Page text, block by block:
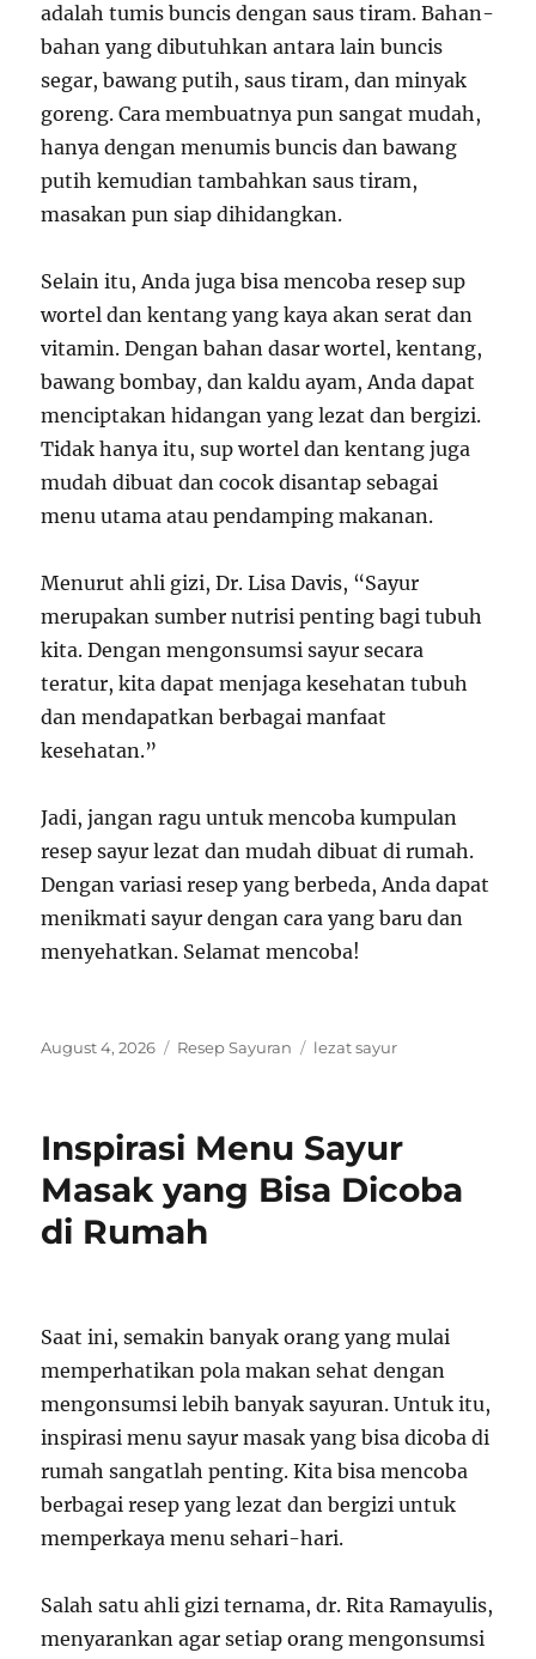
adalah tumis buncis dengan saus tiram. Bahan-
bahan yang dibutuhkan antara lain buncis
segar, bawang putih, saus tiram, dan minyak
goreng. Cara membuatnya pun sangat mudah,
hanya dengan menumis buncis dan bawang
putih kemudian tambahkan saus tiram,
masakan pun siap dihidangkan.
Selain itu, Anda juga bisa mencoba resep sup
wortel dan kentang yang kaya akan serat dan
vitamin. Dengan bahan dasar wortel, kentang,
bawang bombay, dan kaldu ayam, Anda dapat
menciptakan hidangan yang lezat dan bergizi.
Tidak hanya itu, sup wortel dan kentang juga
mudah dibuat dan cocok disantap sebagai
menu utama atau pendamping makanan.
Menurut ahli gizi, Dr. Lisa Davis, “Sayur
merupakan sumber nutrisi penting bagi tubuh
kita. Dengan mengonsumsi sayur secara
teratur, kita dapat menjaga kesehatan tubuh
dan mendapatkan berbagai manfaat
kesehatan.”
Jadi, jangan ragu untuk mencoba kumpulan
resep sayur lezat dan mudah dibuat di rumah.
Dengan variasi resep yang berbeda, Anda dapat
menikmati sayur dengan cara yang baru dan
menyehatkan. Selamat mencoba!
Posted
August 4, 2026 Categories
Resep Sayuran Tags
lezat sayur
Inspirasi Menu Sayur
Masak yang Bisa Dicoba
di Rumah
Saat ini, semakin banyak orang yang mulai
memperhatikan pola makan sehat dengan
mengonsumsi lebih banyak sayuran. Untuk itu,
inspirasi menu sayur masak yang bisa dicoba di
rumah sangatlah penting. Kita bisa mencoba
berbagai resep yang lezat dan bergizi untuk
memperkaya menu sehari-hari.
Salah satu ahli gizi ternama, dr. Rita Ramayulis,
menyarankan agar setiap orang mengonsumsi